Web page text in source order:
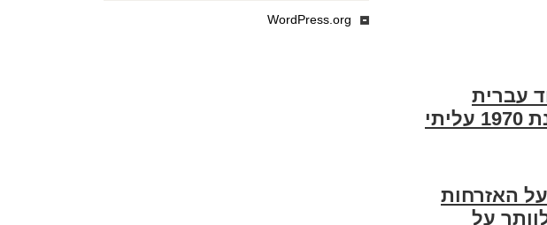
עברית
באולפן. לאחר חצי שנה חזרתי לשוודיה לסדר כמה עניינים. בשנת 1970 עליתי
האזרחות
על
WordPress.org